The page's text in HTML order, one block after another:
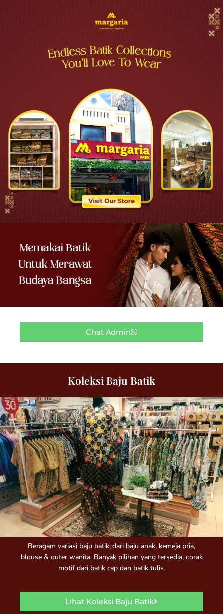
Chat Admin
Koleksi Baju Batik
Beragam variasi baju batik; dari baju anak, kemeja pria,
blouse & outer wanita. Banyak pilihan yang tersedia, corak
motif dari batik cap dan batik tulis.
Lihat Koleksi Baju Batik